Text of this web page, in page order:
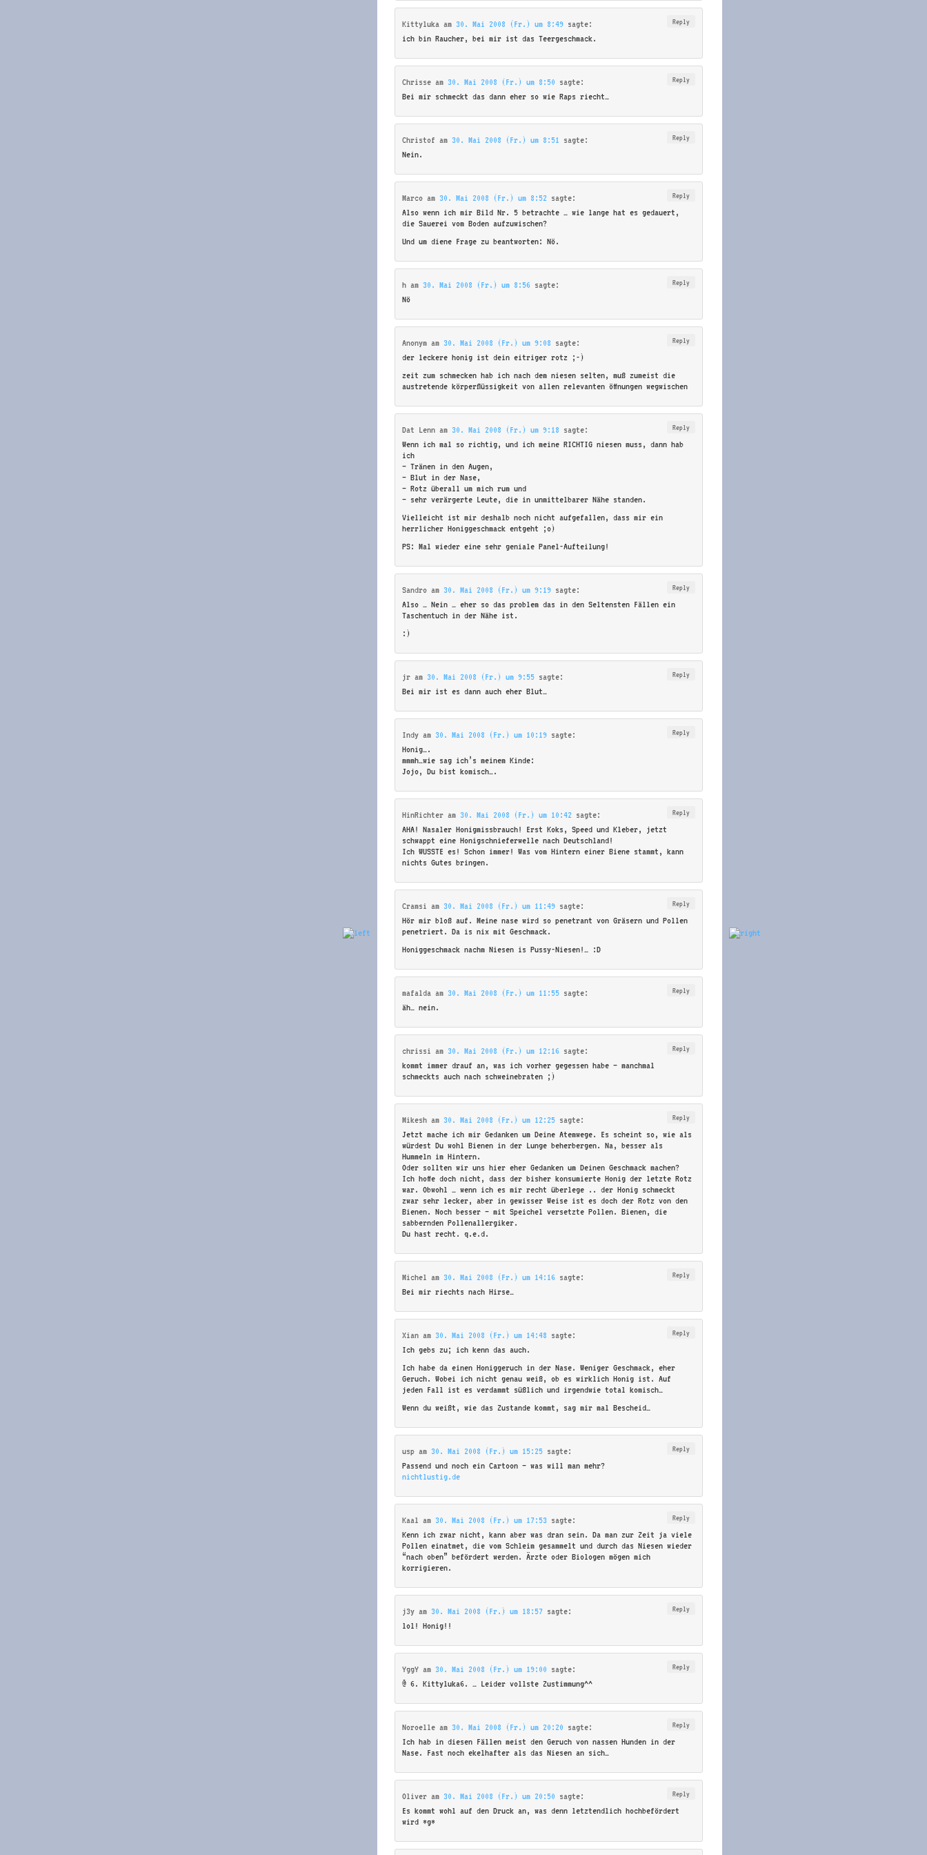
Kittyluka am 30. Mai 2008 (Fr.) um 8:49 sagte: Reply
ich bin Raucher, bei mir ist das Teergeschmack.
Chrisse am 30. Mai 2008 (Fr.) um 8:50 sagte: Reply
Bei mir schmeckt das dann eher so wie Raps riecht…
Christof am 30. Mai 2008 (Fr.) um 8:51 sagte: Reply
Nein.
Marco am 30. Mai 2008 (Fr.) um 8:52 sagte: Reply
Also wenn ich mir Bild Nr. 5 betrachte … wie lange hat es gedauert,
die Sauerei vom Boden aufzuwischen?
Und um diene Frage zu beantworten: Nö.
h am 30. Mai 2008 (Fr.) um 8:56 sagte: Reply
Nö
Anonym am 30. Mai 2008 (Fr.) um 9:08 sagte: Reply
der leckere honig ist dein eitriger rotz ;-)
zeit zum schmecken hab ich nach dem niesen selten, muß zumeist die
austretende körperflüssigkeit von allen relevanten öffnungen wegwischen
Dat Lenn am 30. Mai 2008 (Fr.) um 9:18 sagte: Reply
Wenn ich mal so richtig, und ich meine RICHTIG niesen muss, dann hab
ich
– Tränen in den Augen,
– Blut in der Nase,
– Rotz überall um mich rum und
– sehr verärgerte Leute, die in unmittelbarer Nähe standen.
Vielleicht ist mir deshalb noch nicht aufgefallen, dass mir ein
herrlicher Honiggeschmack entgeht ;o)
PS: Mal wieder eine sehr geniale Panel-Aufteilung!
Sandro am 30. Mai 2008 (Fr.) um 9:19 sagte: Reply
Also … Nein … eher so das problem das in den Seltensten Fällen ein
Taschentuch in der Nähe ist.
:)
jr am 30. Mai 2008 (Fr.) um 9:55 sagte: Reply
Bei mir ist es dann auch eher Blut…
Indy am 30. Mai 2008 (Fr.) um 10:19 sagte: Reply
Honig….
mmmh…wie sag ich’s meinem Kinde:
Jojo, Du bist komisch….
HinRichter am 30. Mai 2008 (Fr.) um 10:42 sagte: Reply
AHA! Nasaler Honigmissbrauch! Erst Koks, Speed und Kleber, jetzt
schwappt eine Honigschnieferwelle nach Deutschland!
Ich WUSSTE es! Schon immer! Was vom Hintern einer Biene stammt, kann
nichts Gutes bringen.
Cramsi am 30. Mai 2008 (Fr.) um 11:49 sagte: Reply
Hör mir bloß auf. Meine nase wird so penetrant von Gräsern und Pollen
penetriert. Da is nix mit Geschmack.
Honiggeschmack nachm Niesen is Pussy-Niesen!… :D
mafalda am 30. Mai 2008 (Fr.) um 11:55 sagte: Reply
äh… nein.
chrissi am 30. Mai 2008 (Fr.) um 12:16 sagte: Reply
kommt immer drauf an, was ich vorher gegessen habe – manchmal
schmeckts auch nach schweinebraten ;)
Mikesh am 30. Mai 2008 (Fr.) um 12:25 sagte: Reply
Jetzt mache ich mir Gedanken um Deine Atemwege. Es scheint so, wie als
würdest Du wohl Bienen in der Lunge beherbergen. Na, besser als
Hummeln im Hintern.
Oder sollten wir uns hier eher Gedanken um Deinen Geschmack machen?
Ich hoffe doch nicht, dass der bisher konsumierte Honig der letzte Rotz
war. Obwohl … wenn ich es mir recht überlege .. der Honig schmeckt
zwar sehr lecker, aber in gewisser Weise ist es doch der Rotz von den
Bienen. Noch besser – mit Speichel versetzte Pollen. Bienen, die
sabbernden Pollenallergiker.
Du hast recht. q.e.d.
Michel am 30. Mai 2008 (Fr.) um 14:16 sagte: Reply
Bei mir riechts nach Hirse…
Xian am 30. Mai 2008 (Fr.) um 14:48 sagte: Reply
Ich gebs zu; ich kenn das auch.
Ich habe da einen Honiggeruch in der Nase. Weniger Geschmack, eher
Geruch. Wobei ich nicht genau weiß, ob es wirklich Honig ist. Auf
jeden Fall ist es verdammt süßlich und irgendwie total komisch…
Wenn du weißt, wie das Zustande kommt, sag mir mal Bescheid…
usp am 30. Mai 2008 (Fr.) um 15:25 sagte: Reply
Passend und noch ein Cartoon – was will man mehr?
nichtlustig.de
Kaal am 30. Mai 2008 (Fr.) um 17:53 sagte: Reply
Kenn ich zwar nicht, kann aber was dran sein. Da man zur Zeit ja viele
Pollen einatmet, die vom Schleim gesammelt und durch das Niesen wieder
“nach oben” befördert werden. Ärzte oder Biologen mögen mich
korrigieren.
j3y am 30. Mai 2008 (Fr.) um 18:57 sagte: Reply
lol! Honig!!
YggY am 30. Mai 2008 (Fr.) um 19:00 sagte: Reply
@ 6. Kittyluka6. … Leider vollste Zustimmung^^
Noroelle am 30. Mai 2008 (Fr.) um 20:20 sagte: Reply
Ich hab in diesen Fällen meist den Geruch von nassen Hunden in der
Nase. Fast noch ekelhafter als das Niesen an sich…
Oliver am 30. Mai 2008 (Fr.) um 20:50 sagte: Reply
Es kommt wohl auf den Druck an, was denn letztendlich hochbefördert
wird *g*